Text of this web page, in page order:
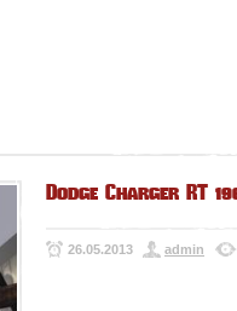
Dodge Charger RT
26.05.2013 admin